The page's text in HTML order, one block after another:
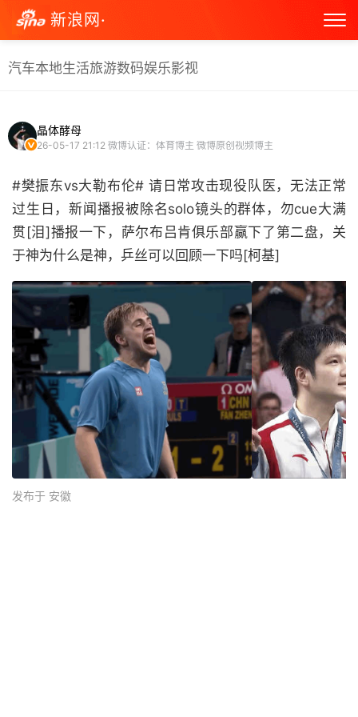
新浪网·
汽车本地生活旅游数码娱乐影视
晶体酵母
26-05-17 21:12 微博认证：体育博主 微博原创视频博主
#樊振东vs大勒布伦# 请日常攻击现役队医，无法正常
过生日，新闻播报被除名solo镜头的群体，勿cue大满
贯[泪]播报一下，萨尔布吕肯俱乐部赢下了第二盘，关
于神为什么是神，乒丝可以回顾一下吗[柯基] ​
发布于 安徽